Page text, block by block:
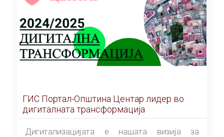
ГИС Портал-Општина Центар лидер во
дигиталната трансформација
Дигитализацијата е нашата визија за